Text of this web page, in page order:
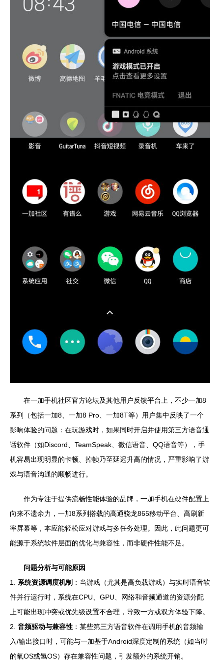
在一加手机社区官方论坛及其他用户反馈平台上，不少一加8
系列（包括一加8、一加8 Pro、一加8T等）用户集中反映了一个
影响体验的问题：在玩游戏时，如果同时开启并使用第三方语音通
话软件（如Discord、TeamSpeak、微信语音、QQ语音等），手
机容易出现明显的卡顿、掉帧乃至延迟升高的情况，严重影响了游
戏与语音沟通的顺畅进行。
作为专注于提供流畅性能体验的品牌，一加手机在硬件配置上
向来不遗余力，一加8系列搭载的高通骁龙865移动平台、高刷新
率屏幕等，本应能轻松应对游戏与多任务处理。因此，此问题更可
能源于系统软件层面的优化与兼容性，而非硬件性能不足。
问题分析与可能原因
1. 系统资源调度机制 ：当游戏（尤其是高负载游戏）与实时语音软
件并行运行时，系统在CPU、GPU、网络和音频通道的资源分配
上可能出现冲突或优先级设置不合理，导致一方或双方体验下降。
2. 音频驱动与兼容性 ：某些第三方语音软件在调用手机的音频输
入/输出接口时，可能与一加基于Android深度定制的系统（如当时
的氧OS或氢OS）存在兼容性问题，引发额外的系统开销。